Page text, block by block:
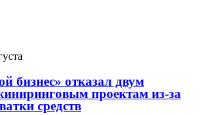
бизнес» отказал двум
проектам из-за
средств